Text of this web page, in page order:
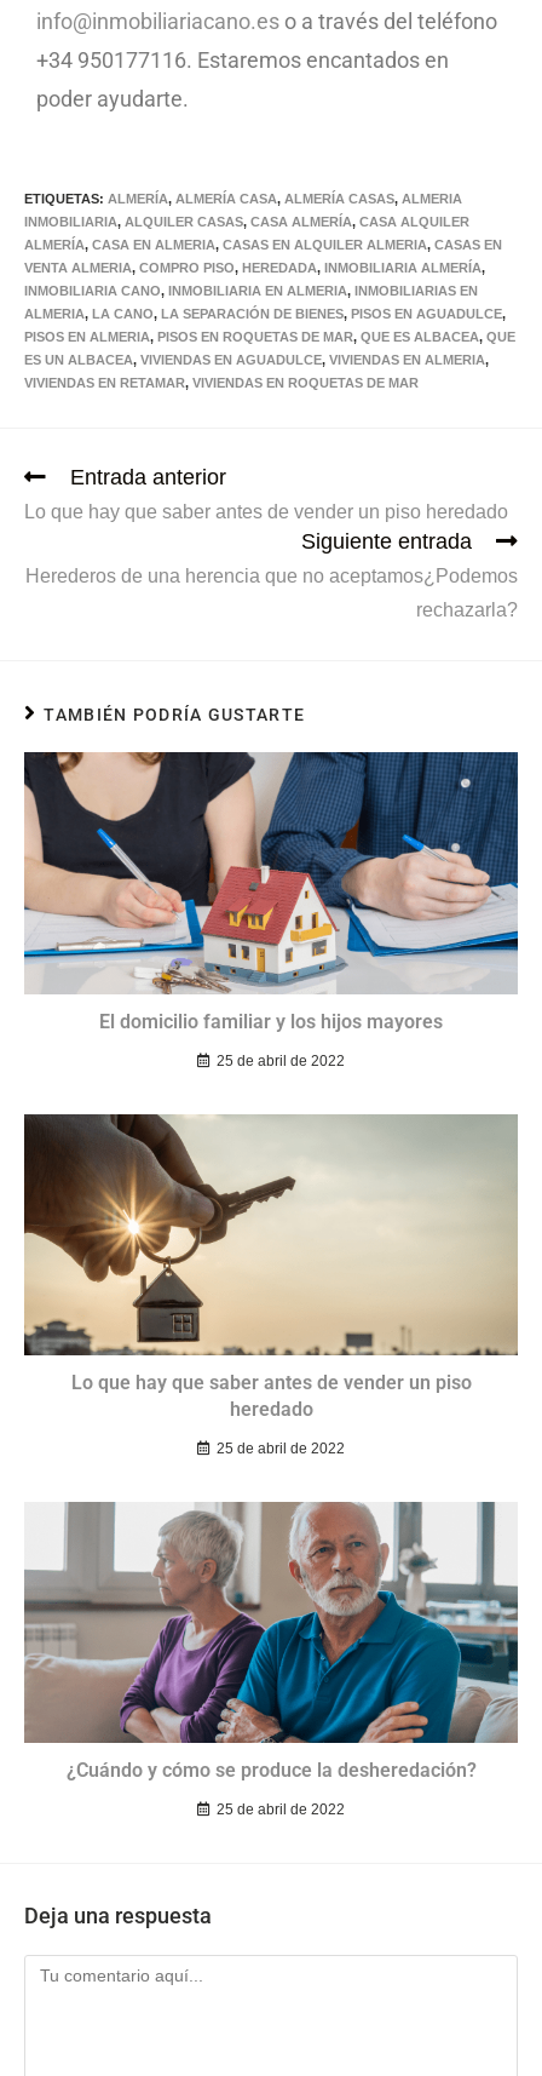
info@inmobiliariacano.es o a través del teléfono
+34 950177116. Estaremos encantados en
poder ayudarte.
ETIQUETAS: ALMERÍA, ALMERÍA CASA, ALMERÍA CASAS, ALMERIA
INMOBILIARIA, ALQUILER CASAS, CASA ALMERÍA, CASA ALQUILER
ALMERÍA, CASA EN ALMERIA, CASAS EN ALQUILER ALMERIA, CASAS EN
VENTA ALMERIA, COMPRO PISO, HEREDADA, INMOBILIARIA ALMERÍA,
INMOBILIARIA CANO, INMOBILIARIA EN ALMERIA,
INMOBILIARIAS EN
ALMERIA, LA CANO, LA SEPARACIÓN DE BIENES, PISOS EN AGUADULCE,
PISOS EN ALMERIA, PISOS EN ROQUETAS DE MAR, QUE ES ALBACEA, QUE
ES UN ALBACEA, VIVIENDAS EN AGUADULCE, VIVIENDAS EN ALMERIA,
VIVIENDAS EN RETAMAR, VIVIENDAS EN ROQUETAS DE MAR
Entrada anterior
Lo que hay que saber antes de vender un piso heredado
Siguiente entrada
Herederos de una herencia que no aceptamos¿Podemos
rechazarla?
TAMBIÉN PODRÍA GUSTARTE
El domicilio familiar y los hijos mayores
25 de abril de 2022
Lo que hay que saber antes de vender un piso
heredado
25 de abril de 2022
¿Cuándo y cómo se produce la desheredación?
25 de abril de 2022
Deja una respuesta